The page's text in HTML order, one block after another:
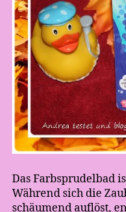
Das Farbsprudelbad
Während sich die
schäumend auflöst,